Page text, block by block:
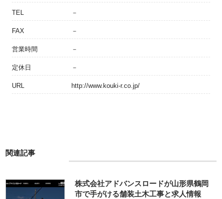
TEL －
FAX －
営業時間 －
定休日 －
URL http://www.kouki-r.co.jp/
関連記事
株式会社アドバンスロードが山形県鶴岡
市で手がける舗装土木工事と求人情報